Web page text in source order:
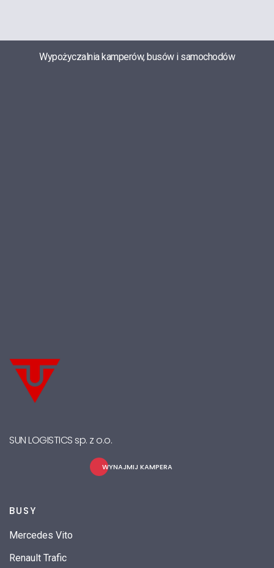
Wypożyczalnia kamperów, busów i samochodów
SUN LOGISTICS sp. z o.o.
WYNAJMIJ KAMPERA
BUSY
Mercedes Vito
Renault Trafic